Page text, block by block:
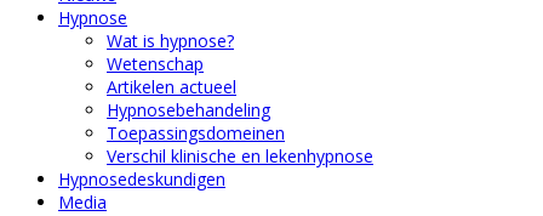
Hypnose
Wat is hypnose?
Wetenschap
Artikelen actueel
Hypnosebehandeling
Toepassingsdomeinen
Verschil klinische en lekenhypnose
Hypnosedeskundigen
Media